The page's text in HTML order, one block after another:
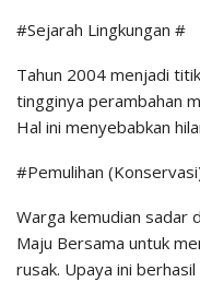
#Sejarah Lingkungan #
Tahun 2004 menjadi
tingginya perambahan
Hal ini menyebabkan
#Pemulihan
Warga kemudian sadar
Maju Bersama untuk
rusak. Upaya ini